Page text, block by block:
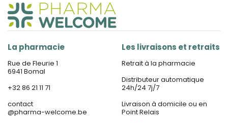
La pharmacie
Rue de Fleurie 1
6941 Bomal
+32 86 21 11 71
contact
@pharma-welcome.be
Les livraisons et retraits
Retrait à la pharmacie
Distributeur automatique
24h/24 7j/7
Livraison à domicile ou en
Point Relais